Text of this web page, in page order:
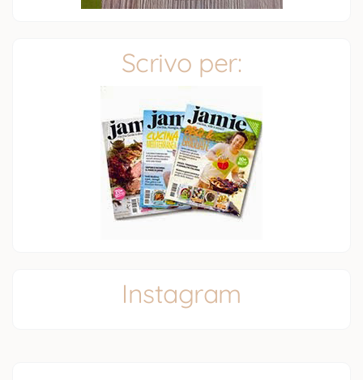
Scrivo per:
Instagram